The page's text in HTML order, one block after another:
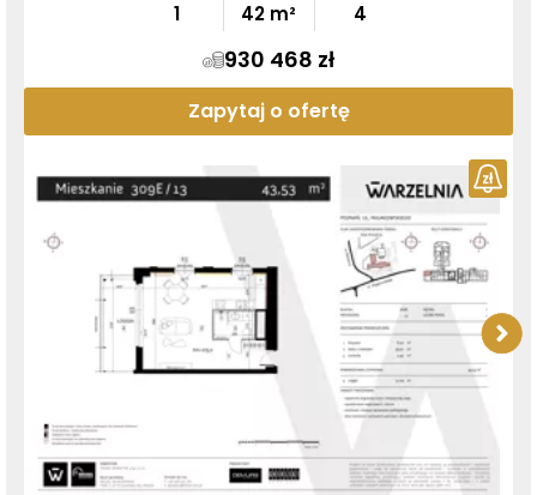
1
42m²
4
930 468 zł
Zapytaj o ofertę